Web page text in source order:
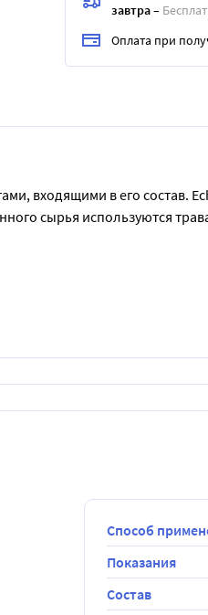
завтра–
Оплата при
входящими в его состав.
сырья используются
Способ
Показания
Состав